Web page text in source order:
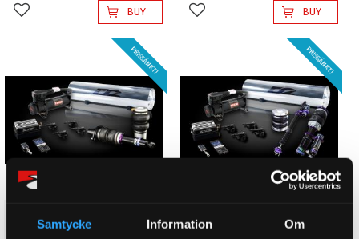
Samtycke Information Om
Add to favorites BUY Add to favorites BUY
GT 4WD (17~Upp)
PRISSÄNKT!
XV GT 4WD (17~Upp)
PRISSÄNKT!